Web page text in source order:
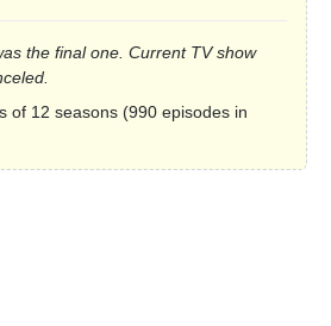
the final one. Current TV show
of 12 seasons (990 episodes in